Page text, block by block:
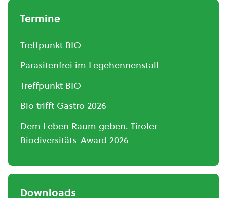
Termine
Treffpunkt BIO
Parasitenfrei im Legehennenstall
Treffpunkt BIO
Bio trifft Gastro 2026
Dem Leben Raum geben. Tiroler
Biodiversitäts-Award 2026
Downloads